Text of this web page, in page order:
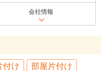
会社情報
付け 部屋片付け